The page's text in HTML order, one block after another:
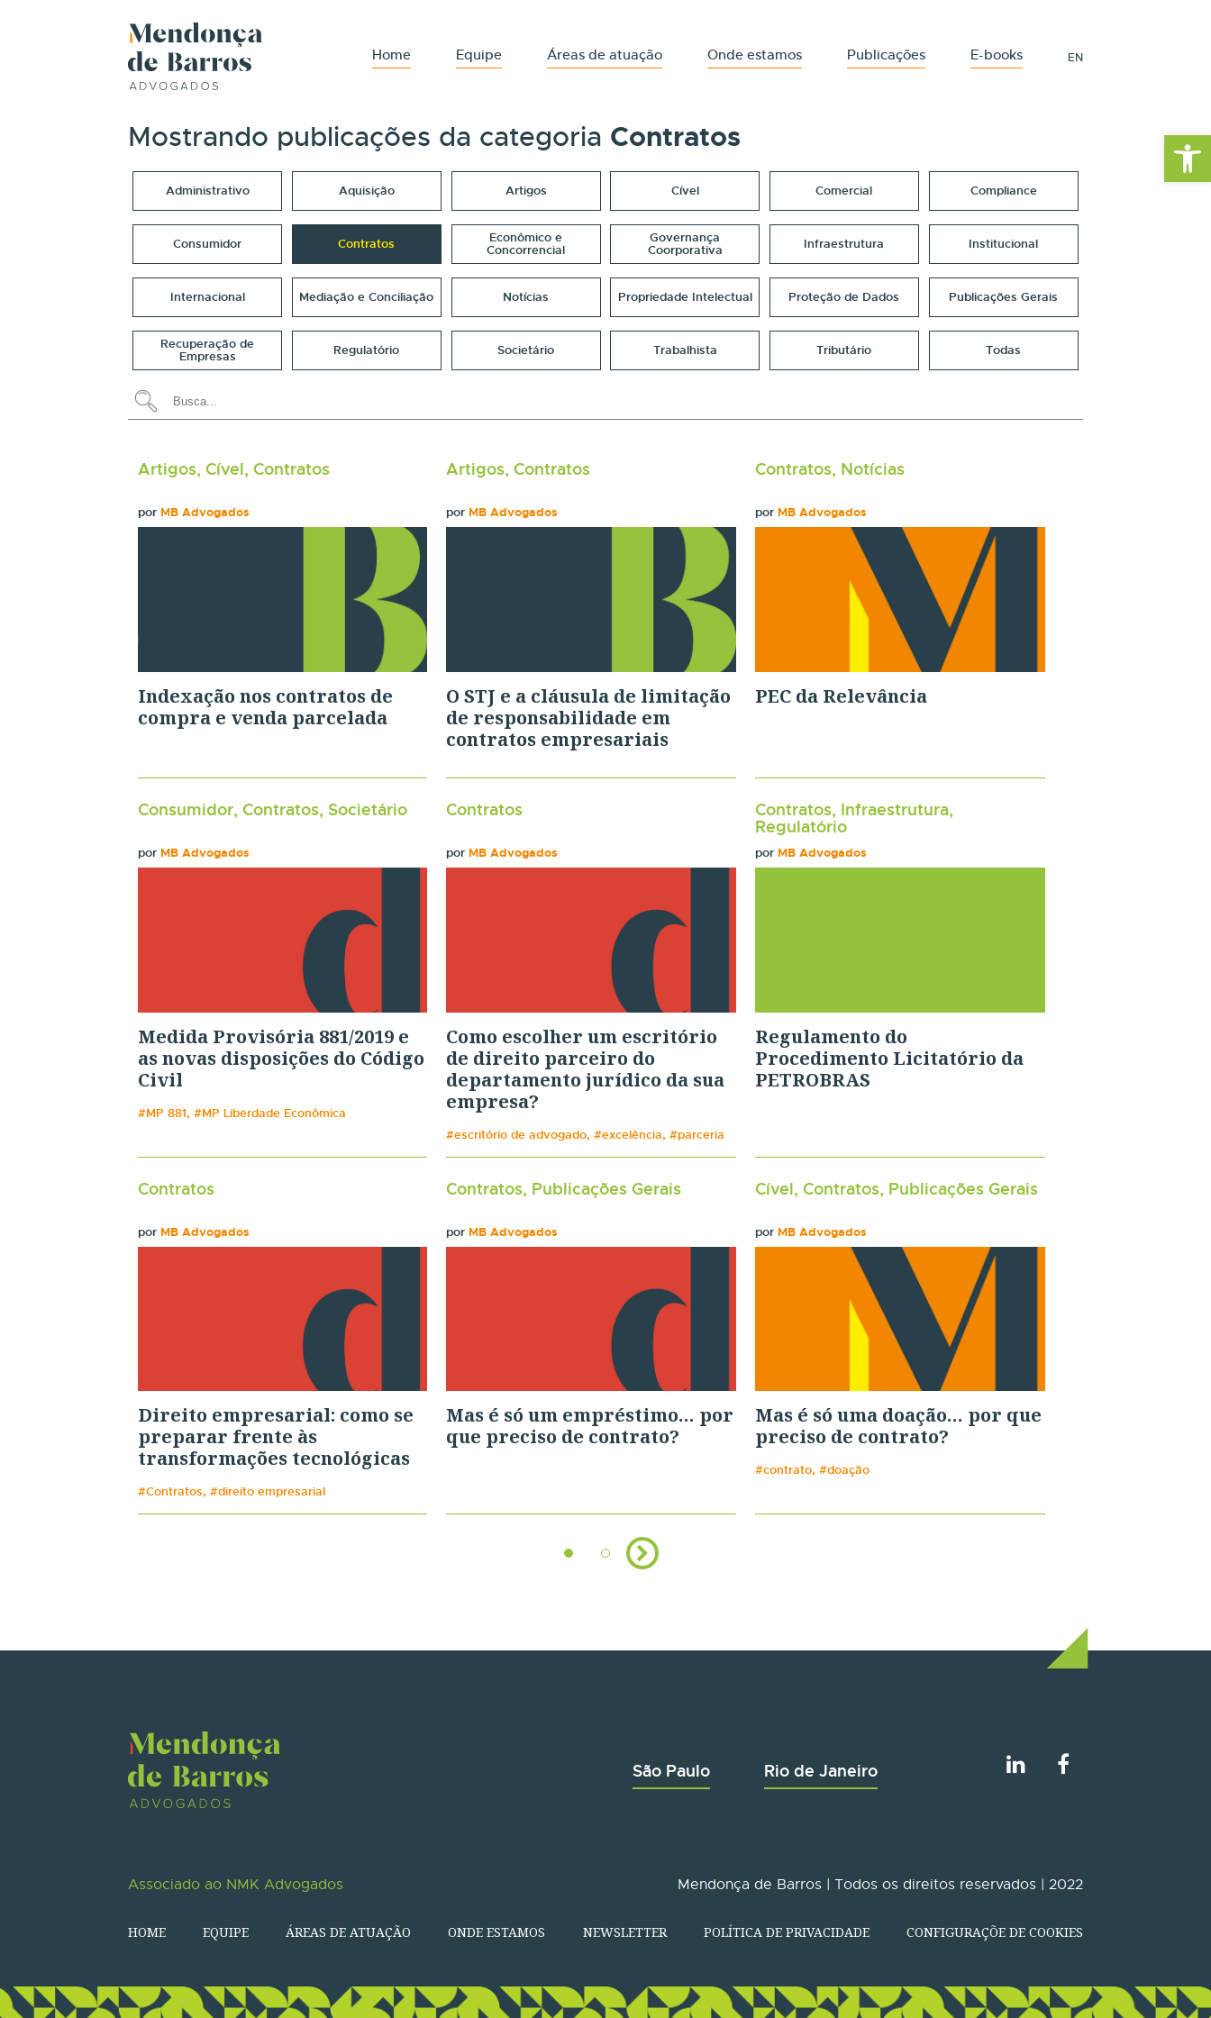
Barra de
Home Equipe Áreas de atuação Onde estamos Publicações E-books EN
Mostrando publicações da categoria Contratos
Administrativo Aquisição Artigos Cível Comercial Compliance
Consumidor Contratos
Econômico e
Concorrencial
Governança
Coorporativa
Infraestrutura Institucional
Internacional Mediação e Conciliação Notícias Propriedade Intelectual Proteção de Dados Publicações Gerais
Recuperação de
Empresas
Regulatório Societário Trabalhista Tributário Todas
Artigos, Cível, Contratos
por MB Advogados
Indexação nos contratos de
compra e venda parcelada
Artigos, Contratos
por MB Advogados
O STJ e a cláusula de limitação
de responsabilidade em
contratos empresariais
Contratos, Notícias
por MB Advogados
PEC da Relevância
Consumidor, Contratos, Societário
por MB Advogados
Medida Provisória 881/2019 e
as novas disposições do Código
Civil
#MP 881, #MP Liberdade Econômica
Contratos
por MB Advogados
Como escolher um escritório
de direito parceiro do
departamento jurídico da sua
empresa?
#escritório de advogado, #excelência, #parceria
Contratos, Infraestrutura,
Regulatório
por MB Advogados
Regulamento do
Procedimento Licitatório da
PETROBRAS
Contratos
por MB Advogados
Direito empresarial: como se
preparar frente às
transformações tecnológicas
#Contratos, #direito empresarial
Contratos, Publicações Gerais
por MB Advogados
Mas é só um empréstimo… por
que preciso de contrato?
Cível, Contratos, Publicações Gerais
por MB Advogados
Mas é só uma doação… por que
preciso de contrato?
#contrato, #doação
São Paulo Rio de Janeiro
Associado ao NMK Advogados Mendonça de Barros | Todos os direitos reservados | 2022
HOME EQUIPE ÁREAS DE ATUAÇÃO ONDE ESTAMOS NEWSLETTER POLÍTICA DE PRIVACIDADE CONFIGURAÇÕE DE COOKIES